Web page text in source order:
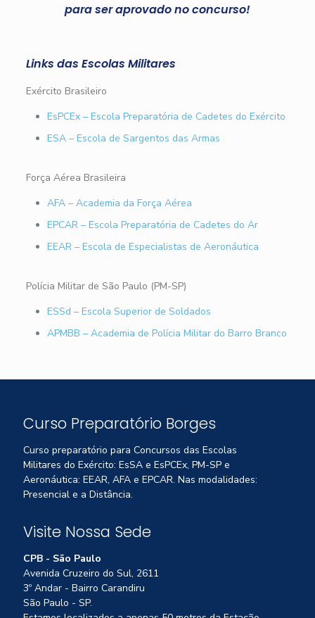
para ser aprovado no concurso!
Links das Escolas Militares
Exército Brasileiro
EsPCEx – Escola Preparatória de Cadetes do Exército
ESA – Escola de Sargentos das Armas
Força Aérea Brasileira
AFA – Academia da Força Aérea
EPCAR – Escola Preparatória de Cadetes do Ar
EEAR – Escola de Especialistas de Aeronáutica
Polícia Militar de São Paulo (PM-SP)
ESSd – Escola Superior de Soldados
APMBB – Academia de Polícia Militar do Barro Branco
Curso Preparatório Borges
Curso preparatório para Concursos das Escolas
Militares do Exército: EsSA e EsPCEx, PM-SP e
Aeronáutica: EEAR, AFA e EPCAR. Nas modalidades:
Presencial e a Distância.
Visite Nossa Sede
CPB - São Paulo
Avenida Cruzeiro do Sul, 2611
3º Andar - Bairro Carandiru
São Paulo - SP.